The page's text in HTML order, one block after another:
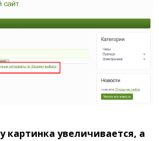
картинка увеличивается, а